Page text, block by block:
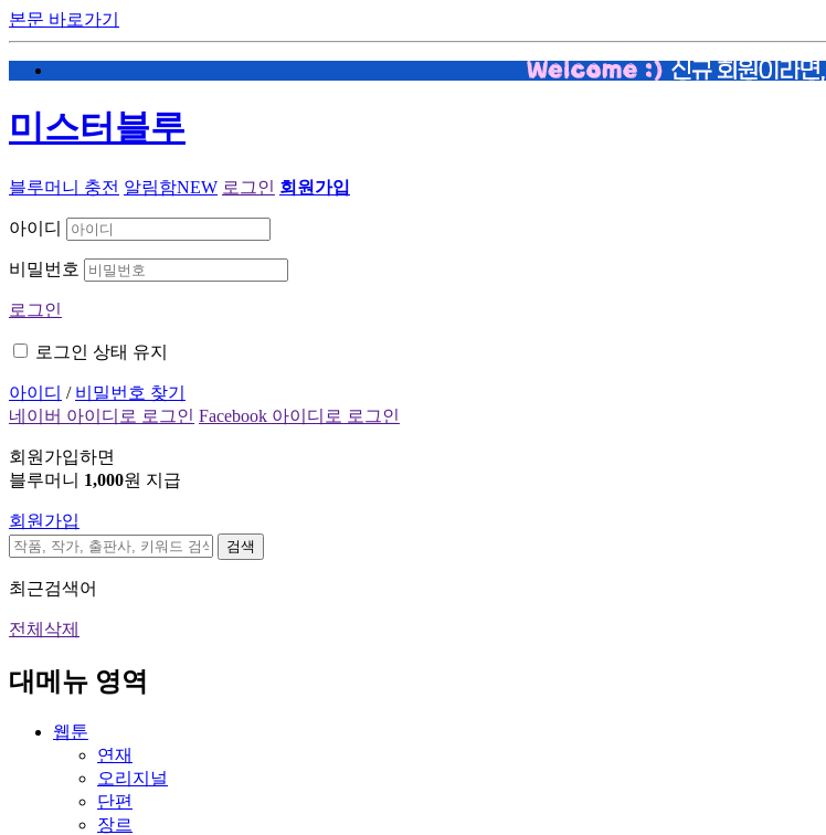
본문 바로가기
미스터블루
블루머니 충전 알림함NEW 로그인 회원가입
아이디
비밀번호
로그인
로그인 상태 유지
아이디 / 비밀번호 찾기
네이버 아이디로 로그인 Facebook 아이디로 로그인
회원가입하면
블루머니 1,000원 지급
회원가입
검색
최근검색어
전체삭제
대메뉴 영역
웹툰
연재
오리지널
단편
장르